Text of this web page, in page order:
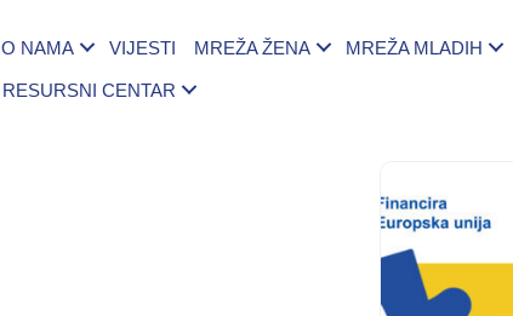
O NAMA VIJESTI MREŽA ŽENA MREŽA MLADIH
RESURSNI CENTAR